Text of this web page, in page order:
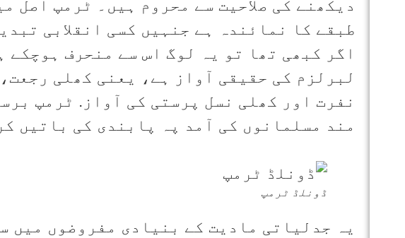
دیکھنے کی صلاحیت سے محروم ہیں۔ ٹرمپ اصل
طبقے کا نمائندہ ہے جنہیں کسی انقلابی
اگر کبھی تھا تو یہ لوگ اس سے منحرف ہوچکے
لبرلزم کی حقیقی آواز ہے، یعنی کھلی
نفرت اور کھلی نسل پرستی کی آواز. ٹرمپ
مند مسلمانوں کی آمد پہ پابندی کی باتیں
ڈونلڈ ٹرمپ
یہ جدلیاتی مادیت کے بنیادی مفروضوں میں